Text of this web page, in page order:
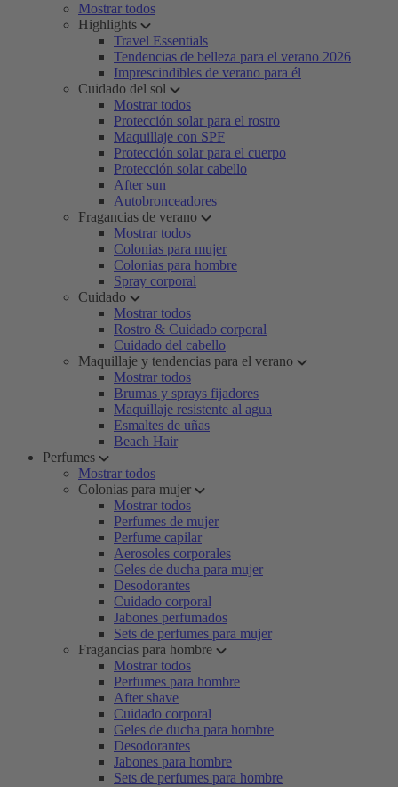
Mostrar todos
Highlights
Travel Essentials
Tendencias de belleza para el verano 2026
Imprescindibles de verano para él
Cuidado del sol
Mostrar todos
Protección solar para el rostro
Maquillaje con SPF
Protección solar para el cuerpo
Protección solar cabello
After sun
Autobronceadores
Fragancias de verano
Mostrar todos
Colonias para mujer
Colonias para hombre
Spray corporal
Cuidado
Mostrar todos
Rostro & Cuidado corporal
Cuidado del cabello
Maquillaje y tendencias para el verano
Mostrar todos
Brumas y sprays fijadores
Maquillaje resistente al agua
Esmaltes de uñas
Beach Hair
Perfumes
Mostrar todos
Colonias para mujer
Mostrar todos
Perfumes de mujer
Perfume capilar
Aerosoles corporales
Geles de ducha para mujer
Desodorantes
Cuidado corporal
Jabones perfumados
Sets de perfumes para mujer
Fragancias para hombre
Mostrar todos
Perfumes para hombre
After shave
Cuidado corporal
Geles de ducha para hombre
Desodorantes
Jabones para hombre
Sets de perfumes para hombre